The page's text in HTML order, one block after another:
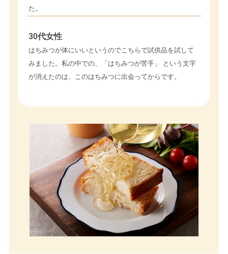
た。
30代女性
はちみつが体にいいというのでこちらで試供品を試して
みました。私の中での、「はちみつが苦手」 という文字
が消えたのは、このはちみつに出会ってからです。